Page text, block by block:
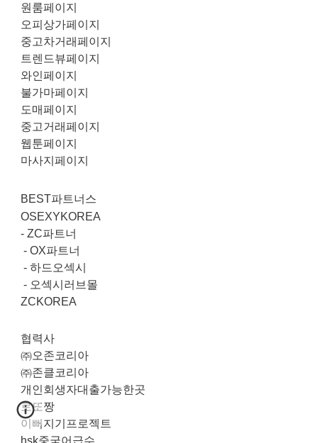
원룸페이지
오피상가페이지
중고차거래페이지
트렌드뷰페이지
와인페이지
불가마페이지
도매페이지
중고거래페이지
웹툰페이지
마사지페이지
BEST파트너스
OSEXYKOREA
-ZC파트너
-OX파트너
-하드오섹시
- 오섹시러브몰
ZCKOREA
협력사
㈜오존코리아
㈜존클코리아
개인회생자대출가능한곳
로또짱
이뻐지기프로젝트
hsk중국어급수